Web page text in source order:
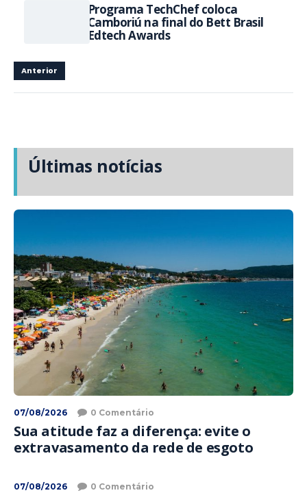
Programa TechChef coloca
Camboriú na final do Bett Brasil
Edtech Awards
Anterior
Últimas notícias
07/08/2026 0 Comentário
Sua atitude faz a diferença: evite o
extravasamento da rede de esgoto
07/08/2026 0 Comentário